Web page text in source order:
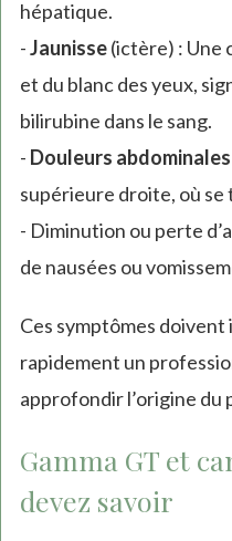
hépatique.
-Jaunisse(ictère) : Une
et du blanc des yeux,
bilirubine dans le sang.
- Douleurs abdominales
supérieure droite, où se
- Diminution ou perte
de nausées ou
Ces symptômes
rapidement un
approfondir l’origine du
Gamma GT et
devez savoir